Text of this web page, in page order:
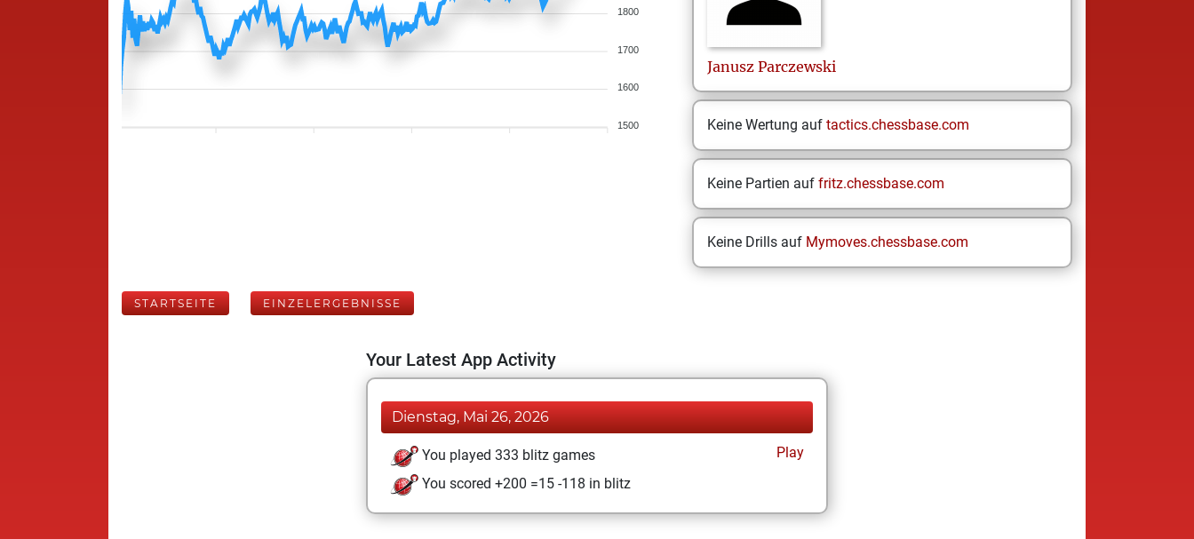
1800
1700
1600
1500
Janusz Parczewski
Keine Wertung auf tactics.chessbase.com
Keine Partien auf fritz.chessbase.com
Keine Drills auf Mymoves.chessbase.com
STARTSEITE EINZELERGEBNISSE
Your Latest App Activity
Dienstag, Mai 26, 2026
You played 333 blitz games
Play
You scored +200 =15 -118 in blitz